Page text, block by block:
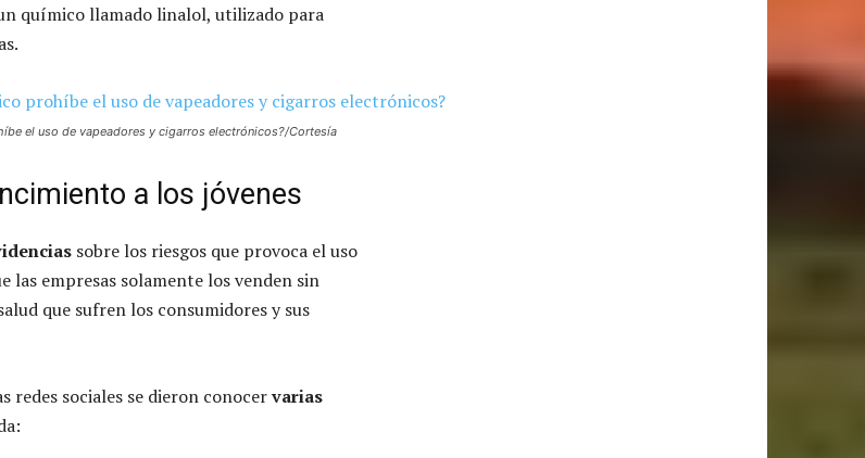
químico llamado linalol, utilizado para
el uso de vapeadores y cigarros electrónicos?/Cortesía
a los jóvenes
sobre los riesgos que provoca el uso
las empresas solamente los venden sin
que sufren los consumidores y sus
redes sociales se dieron conocervarias